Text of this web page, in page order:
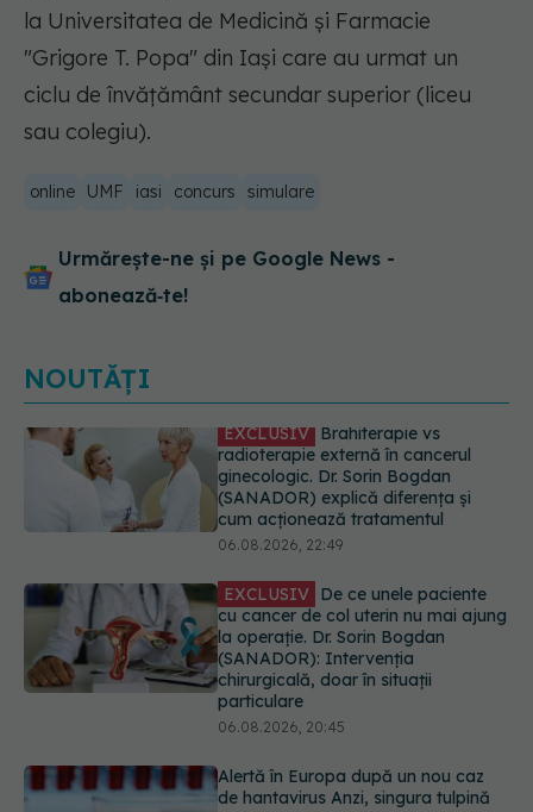
la Universitatea de Medicină şi Farmacie
"Grigore T. Popa" din Iaşi care au urmat un
ciclu de învăţământ secundar superior (liceu
sau colegiu).
online UMF iasi concurs simulare
Urmărește-ne și pe Google News -
abonează‑te!
NOUTĂȚI
EXCLUSIV De ce unele paciente
cu cancer de col uterin nu mai ajung
la operație. Dr. Sorin Bogdan
(SANADOR): Intervenția
chirurgicală, doar în situații
06.08.2026, 20:45
Alertă în Europa după un nou caz
de hantavirus Anzi, singura tulpină
care se transmite de la om la om
06.08.2026, 20:06
Mii de angajați din Sănătate ar
putea primi salarii mai mari.